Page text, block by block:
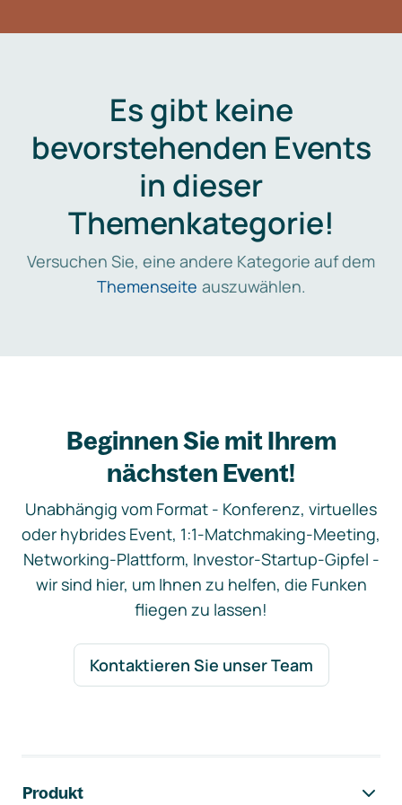
Es gibt keine
bevorstehenden Events
in dieser
Themenkategorie!
Versuchen Sie, eine andere Kategorie auf dem
Themenseite auszuwählen.
Beginnen Sie mit Ihrem
nächsten Event!
Unabhängig vom Format - Konferenz, virtuelles
oder hybrides Event, 1:1-Matchmaking-Meeting,
Networking-Plattform, Investor-Startup-Gipfel -
wir sind hier, um Ihnen zu helfen, die Funken
fliegen zu lassen!
Kontaktieren Sie unser Team
Produkt